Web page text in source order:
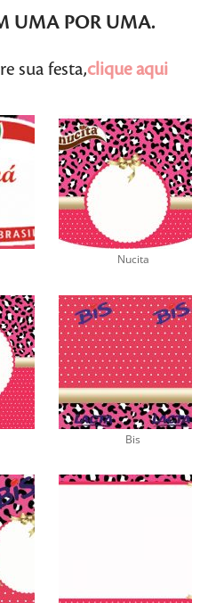
UMA POR UMA.
sua festa,clique aqui
Nucita
Bis